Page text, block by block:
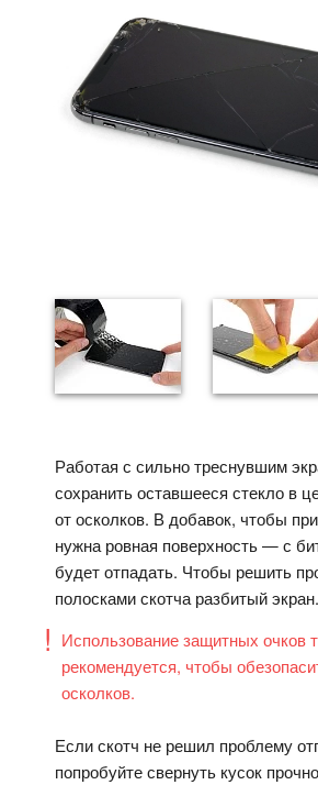
Работая с сильно треснувшим
сохранить оставшееся стекло в
от осколков. В добавок, чтобы
нужна ровная поверхность — с
будет отпадать. Чтобы решить
полосками скотча разбитый экран.
Использование защитных очков
рекомендуется, чтобы
осколков.
Если скотч не решил проблему
попробуйте свернуть кусок